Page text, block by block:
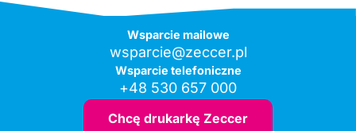
Wsparcie mailowe
wsparcie@zeccer.pl
Wsparcie telefoniczne
+48 530 657 000
Chcę drukarkę Zeccer